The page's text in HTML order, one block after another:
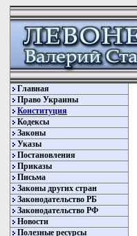
Главная
Право Украины
Конституция
Кодексы
Законы
Указы
Постановления
Приказы
Письма
Законы других стран
Законодательство РБ
Законодательство РФ
Новости
Полезные ресурсы